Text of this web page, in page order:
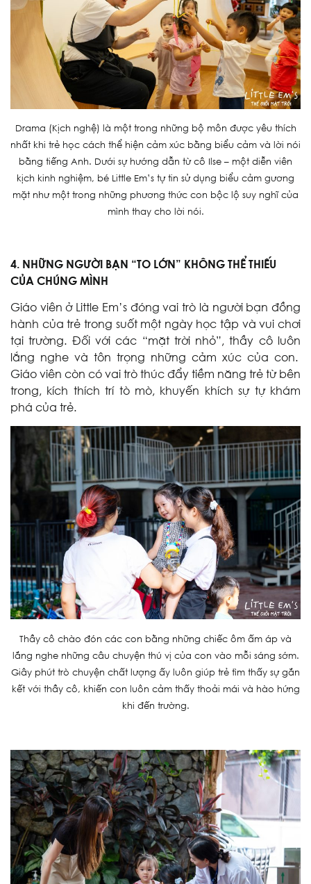
Drama (Kịch nghệ) là một trong những bộ môn được yêu thích
nhất khi trẻ học cách thể hiện cảm xúc bằng biểu cảm và lời nói
bằng tiếng Anh. Dưới sự hướng dẫn từ cô Ilse – một diễn viên
kịch kinh nghiệm, bé Little Em’s tự tin sử dụng biểu cảm gương
mặt như một trong những phương thức con bộc lộ suy nghĩ của
mình thay cho lời nói.
4. NHỮNG NGƯỜI BẠN “TO LỚN” KHÔNG THỂ THIẾU
CỦA CHÚNG MÌNH
Giáo viên ở Little Em’s đóng vai trò là người bạn đồng
hành của trẻ trong suốt một ngày học tập và vui chơi
tại trường. Đối với các “mặt trời nhỏ”, thầy cô luôn
lắng nghe và tôn trọng những cảm xúc của con.
Giáo viên còn có vai trò thúc đẩy tiềm năng trẻ từ bên
trong, kích thích trí tò mò, khuyến khích sự tự khám
phá của trẻ.
Thầy cô chào đón các con bằng những chiếc ôm ấm áp và
lắng nghe những câu chuyện thú vị của con vào mỗi sáng sớm.
Giây phút trò chuyện chất lượng ấy luôn giúp trẻ tìm thấy sự gắn
kết với thầy cô, khiến con luôn cảm thấy thoải mái và hào hứng
khi đến trường.